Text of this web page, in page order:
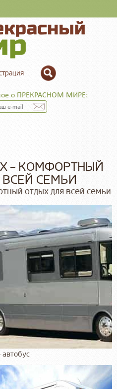
о ПРЕКРАСНОМ МИРЕ:
– КОМФОРТНЫЙ
СЕМЬИ
отдых для всей семьи